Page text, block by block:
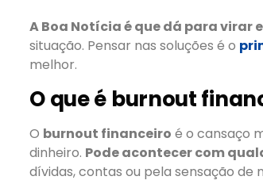
A Boa Notícia é que dá para virar
situação. Pensar nas soluções é o
melhor.
O que é burnout
O burnout financeiro é o cansaço
dinheiro. Pode acontecer com
dívidas, contas ou pela sensação de